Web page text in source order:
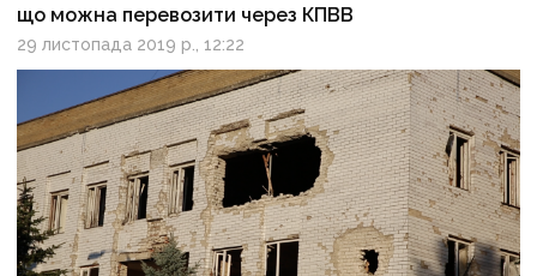
що можна перевозити через КПВВ
29 листопада 2019 р., 12:22